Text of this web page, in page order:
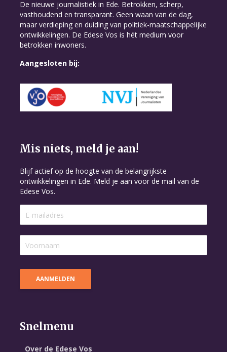
De nieuwe journalistiek in Ede. Betrokken, scherp,
vasthoudend en transparant. Geen waan van de dag,
maar verdieping en duiding van politiek-maatschappelijke
ontwikkelingen. De Edese Vos is hét medium voor
betrokken inwoners.
Aangesloten bij:
Mis niets, meld je aan!
Blijf actief op de hoogte van de belangrijkste
ontwikkelingen in Ede. Meld je aan voor de mail van de
Edese Vos.
Snelmenu
Over de Edese Vos